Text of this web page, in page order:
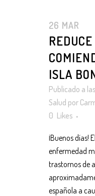
26 MAR
ISLA
Publicado a
Salud por
0 Likes
¡Buenos días!
enfermedad
trastornos de
española a